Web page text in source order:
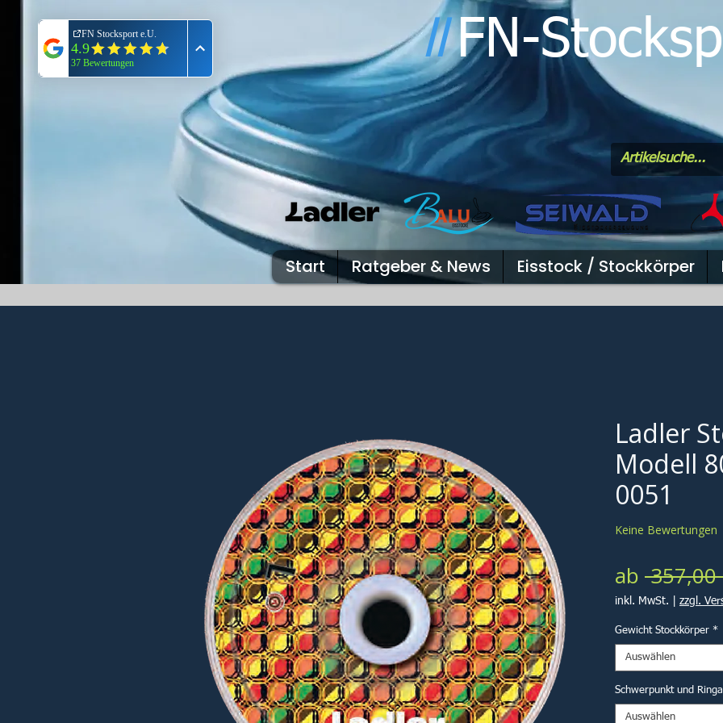
llFN-
Start Ratgeber & News Eisstock / Stockkörper
Ladler
Modell
0051
Keine Bewertungen
ab 357,00
inkl. MwSt. zzgl.
Gewicht Stockkörper *
Auswählen
Schwerpunkt und
Auswählen